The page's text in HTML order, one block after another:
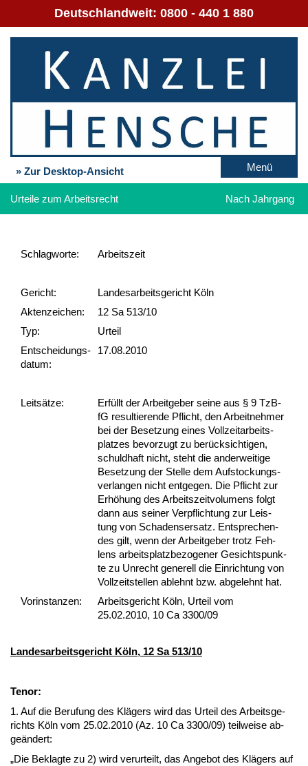
Deutschlandweit: 0800 - 440 1 880
» Zur Desktop-Ansicht Menü
Urteile zum Arbeitsrecht Nach Jahrgang
Schlag­worte: Arbeitszeit
Gericht:
Landesarbeitsgericht Köln
Akten­zeichen:
12 Sa 513/10
Typ:
Urteil
Ent­scheid­ungs­
datum:
17.08.2010
Leit­sätze:
Erfüllt der Ar­beit­ge­ber sei­ne aus § 9 Tz­B­
fG re­sul­tie­ren­de Pflicht, den Ar­beit­neh­mer
bei der Be­set­zung ei­nes Voll­zeit­ar­beits­
plat­zes be­vor­zugt zu berück­sich­ti­gen,
schuld­haft nicht, steht die an­der­wei­ti­ge
Be­set­zung der Stel­le dem Auf­sto­ckungs­
ver­lan­gen nicht ent­ge­gen. Die Pflicht zur
Erhöhung des Ar­beits­zeit­vo­lu­mens folgt
dann aus sei­ner Ver­pflich­tung zur Leis­
tung von Scha­dens­er­satz. Ent­spre­chen­
des gilt, wenn der Ar­beit­ge­ber trotz Feh­
lens ar­beits­platz­be­zo­ge­ner Ge­sichts­punk­
te zu Un­recht ge­ne­rell die Ein­rich­tung von
Voll­zeit­stel­len ab­lehnt bzw. ab­ge­lehnt hat.
Vor­ins­tan­zen:
Arbeitsgericht Köln, Urteil vom
25.02.2010, 10 Ca 3300/09
Lan­des­ar­beits­ge­richt Köln, 12 Sa 513/10
Te­nor:
1. Auf die Be­ru­fung des Klägers wird das Ur­teil des Ar­beits­ge­
richts Köln vom 25.02.2010 (Az. 10 Ca 3300/09) teil­wei­se ab­
geändert:
„Die Be­klag­te zu 2) wird ver­ur­teilt, das An­ge­bot des Klägers auf